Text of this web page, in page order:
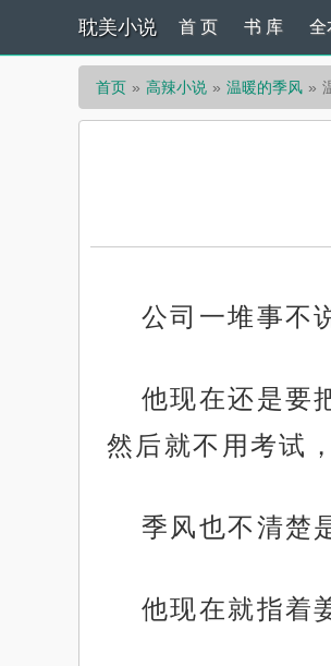
耽美小说 首 页 书 库 全
首页 高辣小说 温暖的季风
公司一堆事不
他现在还是要
然后就不用考试
季风也不清楚
他现在就指着